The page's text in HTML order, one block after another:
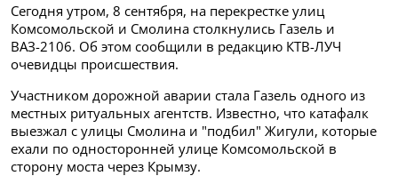
Сегодня утром, 8 сентября, на перекрестке улиц
Комсомольской и Смолина столкнулись Газель и
ВАЗ-2106. Об этом сообщили в редакцию КТВ-ЛУЧ
очевидцы происшествия.
Участником дорожной аварии стала Газель одного из
местных ритуальных агентств. Известно, что катафалк
выезжал с улицы Смолина и "подбил" Жигули, которые
ехали по односторонней улице Комсомольской в
сторону моста через Крымзу.